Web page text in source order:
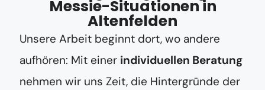
Messie-Situationen in
Altenfelden
Unsere Arbeit beginnt dort, wo andere
aufhören: Mit einer individuellen Beratung
nehmen wir uns Zeit, die Hintergründe der